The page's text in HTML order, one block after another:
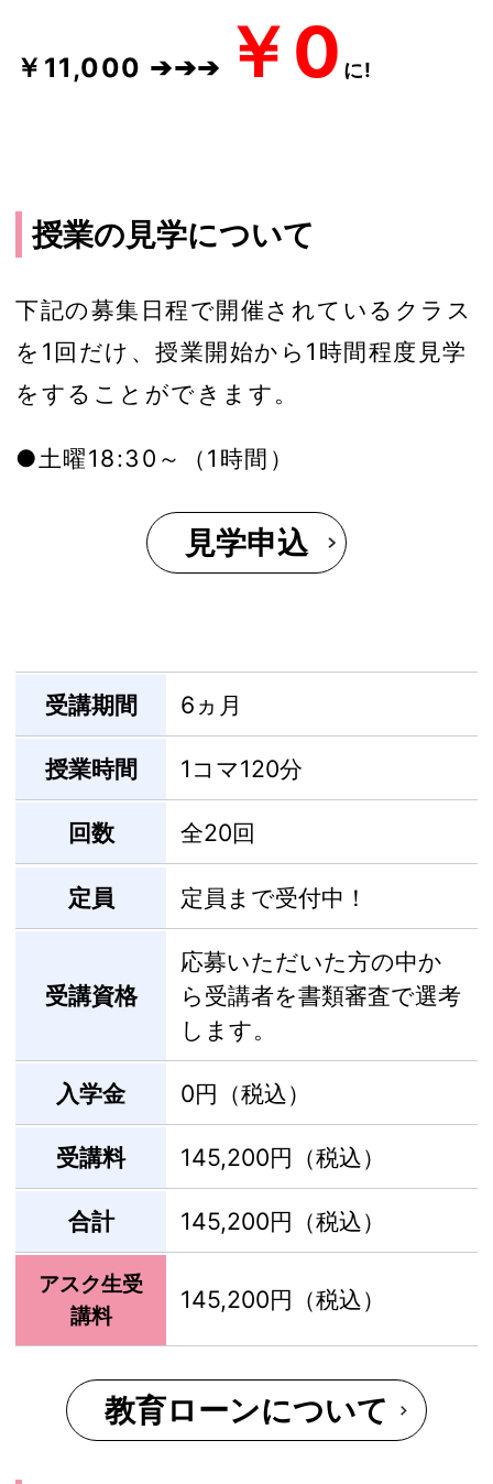
￥11,000 ➔➔➔ ￥0 に!
授業の見学について
下記の募集日程で開催されているクラス
を1回だけ、授業開始から1時間程度見学
をすることができます。
●土曜18:30～（1時間）
見学申込
受講期間 6ヵ月
授業時間 1コマ120分
回数 全20回
定員 定員まで受付中！
受講資格
応募いただいた方の中か
ら受講者を書類審査で選考
します。
入学金 0円（税込）
受講料 145,200円（税込）
合計 145,200円（税込）
アスク生受
講料
145,200円（税込）
教育ローンについて